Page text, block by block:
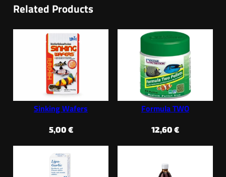
Related Products
Sinking Wafers
5,00 €
Formula TWO
12,60 €